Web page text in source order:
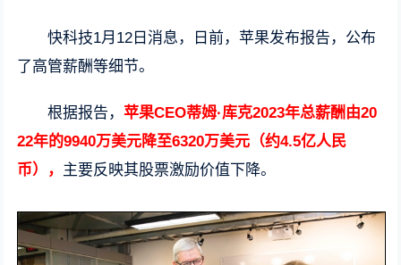
快科技1月12日消息，日前，苹果发布报告，公布
了高管薪酬等细节。
根据报告，苹果CEO蒂姆·库克2023年总薪酬由20
22年的9940万美元降至6320万美元（约4.5亿人民
币）， 主要反映其股票激励价值下降。